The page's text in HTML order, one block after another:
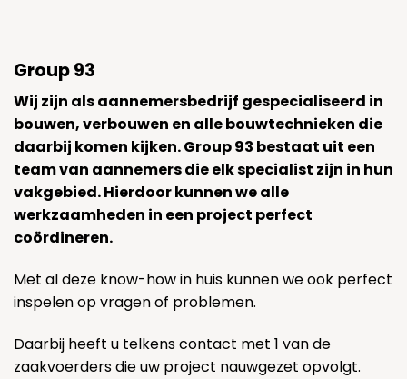
Group 93
Wij zijn als aannemersbedrijf gespecialiseerd in
bouwen, verbouwen en alle bouwtechnieken die
daarbij komen kijken. Group 93 bestaat uit een
team van aannemers die elk specialist zijn in hun
vakgebied. Hierdoor kunnen we alle
werkzaamheden in een project perfect
coördineren.
Met al deze know-how in huis kunnen we ook perfect
inspelen op vragen of problemen.
Daarbij heeft u telkens contact met 1 van de
zaakvoerders die uw project nauwgezet opvolgt.